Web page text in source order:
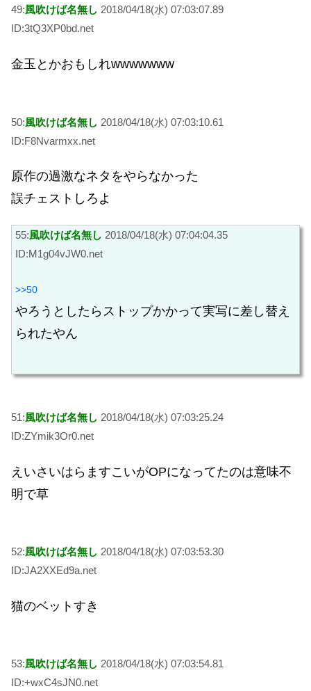
49:風吹けば名無し 2018/04/18(水) 07:03:07.89
ID:3tQ3XP0bd.net
金玉とかおもしれwwwwwww
50:風吹けば名無し 2018/04/18(水) 07:03:10.61
ID:F8Nvarmxx.net
原作の過激なネタをやらなかった
誤チェストしろよ
55:風吹けば名無し 2018/04/18(水) 07:04:04.35
ID:M1g04vJW0.net
>>50
やろうとしたらストップかかって実写に差し替え
られたやん
51:風吹けば名無し 2018/04/18(水) 07:03:25.24
ID:ZYmik3Or0.net
えいさいはらますこいがOPになってたのは意味不
明で草
52:風吹けば名無し 2018/04/18(水) 07:03:53.30
ID:JA2XXEd9a.net
猫のベットすき
53:風吹けば名無し 2018/04/18(水) 07:03:54.81
ID:+wxC4sJN0.net